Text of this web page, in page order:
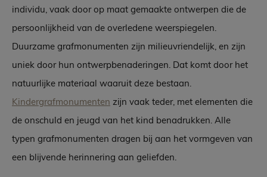
individu, vaak door op maat gemaakte ontwerpen die de
persoonlijkheid van de overledene weerspiegelen.
Duurzame grafmonumenten zijn milieuvriendelijk, en zijn
uniek door hun ontwerpbenaderingen. Dat komt door het
natuurlijke materiaal waaruit deze bestaan.
Kindergrafmonumenten zijn vaak teder, met elementen die
de onschuld en jeugd van het kind benadrukken. Alle
typen grafmonumenten dragen bij aan het vormgeven van
een blijvende herinnering aan geliefden.